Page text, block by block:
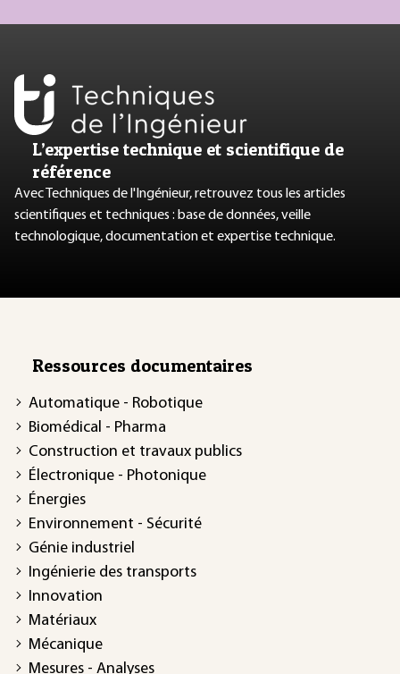
L’expertise technique et scientifique de
référence
Avec Techniques de l'Ingénieur, retrouvez tous les articles
scientifiques et techniques : base de données, veille
technologique, documentation et expertise technique.
Ressources documentaires
Automatique - Robotique
Biomédical - Pharma
Construction et travaux publics
Électronique - Photonique
Énergies
Environnement - Sécurité
Génie industriel
Ingénierie des transports
Innovation
Matériaux
Mécanique
Mesures - Analyses